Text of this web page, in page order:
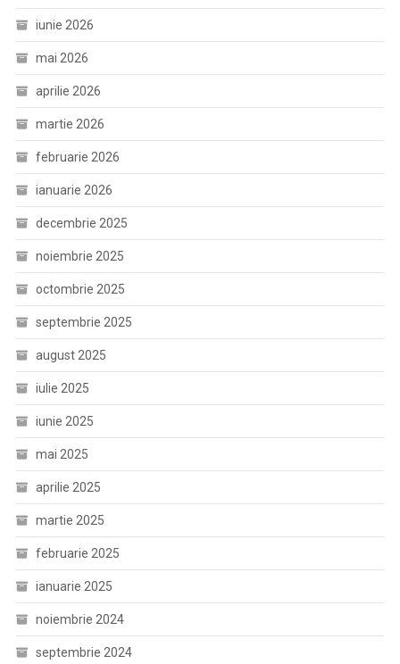
iunie 2026
mai 2026
aprilie 2026
martie 2026
februarie 2026
ianuarie 2026
decembrie 2025
noiembrie 2025
octombrie 2025
septembrie 2025
august 2025
iulie 2025
iunie 2025
mai 2025
aprilie 2025
martie 2025
februarie 2025
ianuarie 2025
noiembrie 2024
septembrie 2024